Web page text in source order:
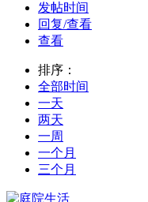
发帖时间
回复/查看
查看
排序：
全部时间
一天
两天
一周
一个月
三个月